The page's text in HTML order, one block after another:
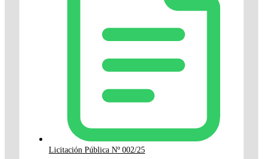
Licitación Pública Nº 002/25